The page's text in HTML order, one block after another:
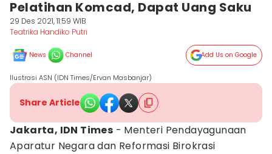
Pelatihan Komcad, Dapat Uang Saku
29 Des 2021, 11:59 WIB
Teatrika Handiko Putri
News Channel Add Us on Google
Ilustrasi ASN (IDN Times/Ervan Masbanjar)
Share Article
Jakarta, IDN Times - Menteri Pendayagunaan
Aparatur Negara dan Reformasi Birokrasi